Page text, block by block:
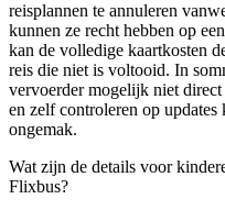
reisplannen te annuleren
kunnen ze recht hebben op
kan de volledige kaartkosten
reis die niet is voltooid. In
vervoerder mogelijk niet
en zelf controleren op
ongemak.
Wat zijn de details voor
Flixbus?